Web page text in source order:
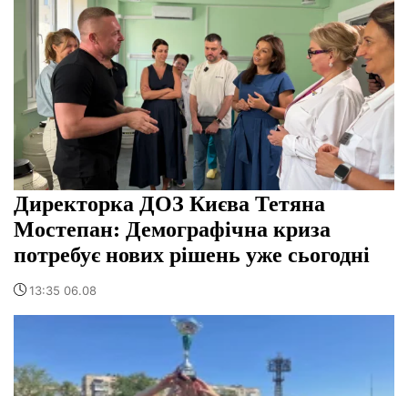
Директорка ДОЗ Києва Тетяна
Мостепан: Демографічна криза
потребує нових рішень уже сьогодні
13:35 06.08